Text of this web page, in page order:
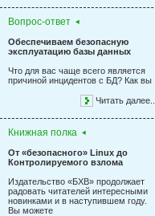
Вопрос-ответ
Обеспечиваем безопасную
эксплуатацию базы данных
Что для вас чаще всего является
причиной инцидентов с БД? Как вы
Читать далее...
Книжная полка
От «безопасного» Linux до
Контролируемого взлома
Издательство «БХВ» продолжает
радовать читателей интересными
новинками и в наступившем году.
Вы можете